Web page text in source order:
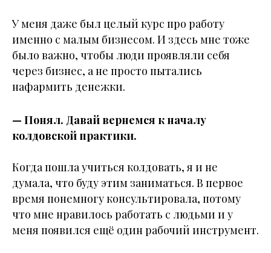
У меня даже был целый курс про работу
именно с малым бизнесом. И здесь мне тоже
было важно, чтобы люди проявляли себя
через бизнес, а не просто пытались
нафармить денежки.
— Понял. Давай вернемся к началу
колдовской практики.
Когда пошла учиться колдовать, я и не
думала, что буду этим заниматься. В первое
время понемногу консультировала, потому
что мне нравилось работать с людьми и у
меня появился ещё один рабочий инструмент.